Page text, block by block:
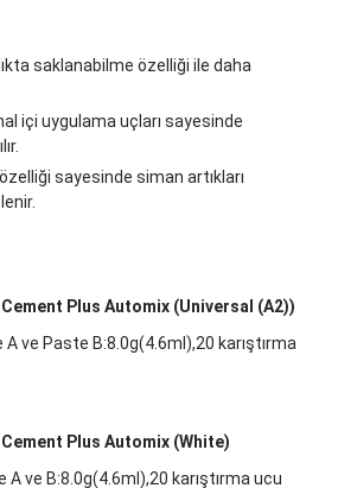
saklanabilme özelliği ile daha
içi uygulama uçları sayesinde
sayesinde siman artıkları
Cement Plus Automix (Universal (A2))
A ve Paste B:8.0g(4.6ml),20 karıştırma
Cement Plus Automix (White)
A ve B:8.0g(4.6ml),20 karıştırma ucu